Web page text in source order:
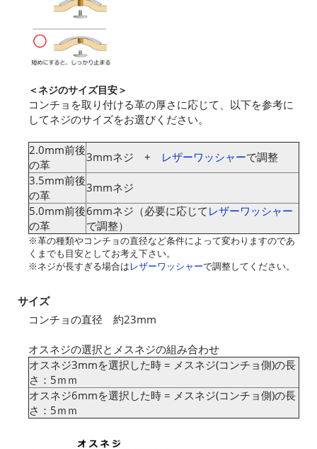
＜ネジのサイズ目安＞
コンチョを取り付ける革の厚さに応じて、以下を参考に
してネジのサイズをお選びください。
2.0mm前後
の革
3mmネジ + レザーワッシャーで調整
3.5mm前後
の革
3mmネジ
5.0mm前後
の革
6mmネジ（必要に応じて レザーワッシャー
で調整）
※革の種類やコンチョの直径など条件によって変わりますのであ
くまでも目安としてお考え下さい。
※ネジが長すぎる場合はレザーワッシャーで調整してください。
サイズ
コンチョの直径 約23mm
オスネジの選択とメスネジの組み合わせ
オスネジ3mmを選択した時 = メスネジ(コンチョ側)の長
さ：5ｍｍ
オスネジ6mmを選択した時 = メスネジ(コンチョ側)の長
さ：5ｍｍ